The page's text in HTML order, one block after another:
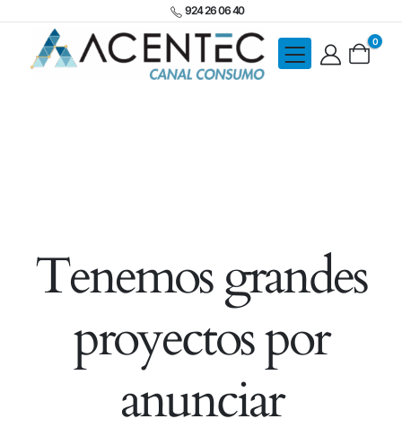
924 26 06 40
0
Tenemos grandes
proyectos por
anunciar